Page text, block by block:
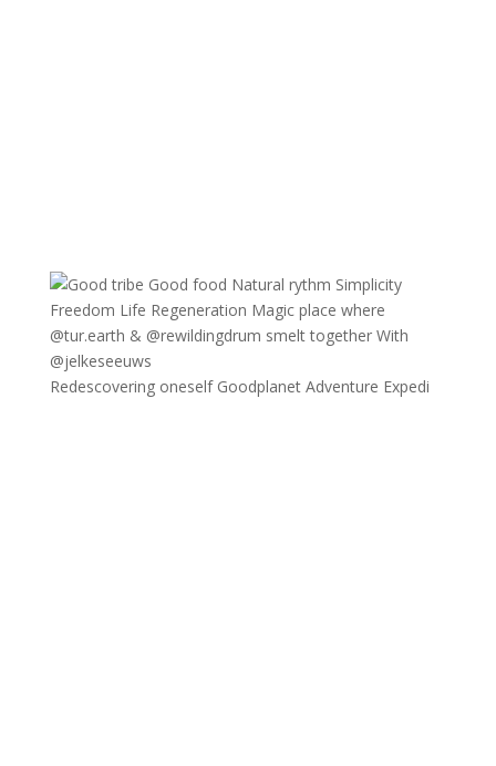
Redescovering oneself Goodplanet Adventure Expedi